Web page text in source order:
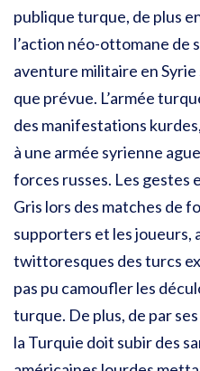
publique turque, de plus
l’action néo-ottomane de
aventure militaire en Syrie
que prévue. L’armée
des manifestations
à une armée syrienne
forces russes. Les gestes
Gris lors des matches de
supporters et les joueurs,
twittoresques des turcs
pas pu camoufler les
turque. De plus, de par
la Turquie doit subir des